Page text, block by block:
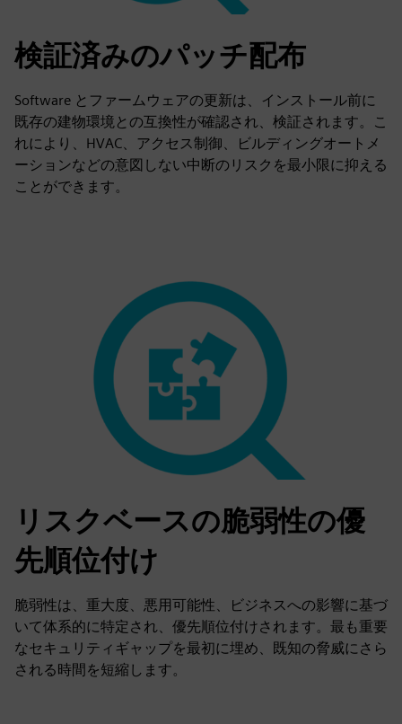
検証済みのパッチ配布
Software とファームウェアの更新は、インストール前に
既存の建物環境との互換性が確認され、検証されます。こ
れにより、HVAC、アクセス制御、ビルディングオートメ
ーションなどの意図しない中断のリスクを最小限に抑える
ことができます。
リスクベースの脆弱性の優
先順位付け
脆弱性は、重大度、悪用可能性、ビジネスへの影響に基づ
いて体系的に特定され、優先順位付けされます。最も重要
なセキュリティギャップを最初に埋め、既知の脅威にさら
される時間を短縮します。